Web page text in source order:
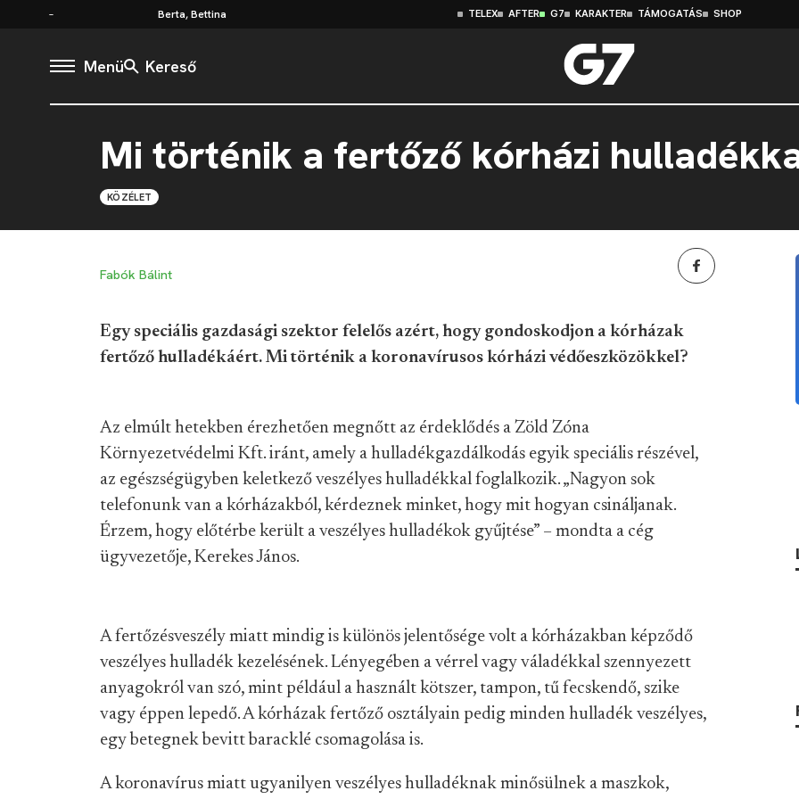
Berta, Bettina TELEX AFTER G7 KARAKTER TÁMOGATÁS SHOP
Menü Kereső
Mi történik a fertőző kórházi
KÖZÉLET
Fabók Bálint
Egy speciális gazdasági szektor felelős azért, hogy gondoskodjon a kórházak
fertőző hulladékáért. Mi történik a koronavírusos kórházi védőeszközökkel?
Az elmúlt hetekben érezhetően megnőtt az érdeklődés a Zöld Zóna
Környezetvédelmi Kft. iránt, amely a hulladékgazdálkodás egyik speciális részével,
az egészségügyben keletkező veszélyes hulladékkal foglalkozik. „Nagyon sok
telefonunk van a kórházakból, kérdeznek minket, hogy mit hogyan csináljanak.
Érzem, hogy előtérbe került a veszélyes hulladékok gyűjtése” – mondta a cég
ügyvezetője, Kerekes János.
A fertőzésveszély miatt mindig is különös jelentősége volt a kórházakban képződő
veszélyes hulladék kezelésének. Lényegében a vérrel vagy váladékkal szennyezett
anyagokról van szó, mint például a használt kötszer, tampon, tű fecskendő, szike
vagy éppen lepedő. A kórházak fertőző osztályain pedig minden hulladék veszélyes,
egy betegnek bevitt baracklé csomagolása is.
A koronavírus miatt ugyanilyen veszélyes hulladéknak minősülnek a maszkok,